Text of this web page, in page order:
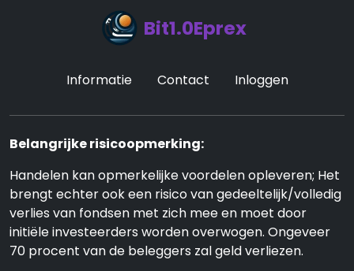
Bit1.0Eprex
Informatie Contact Inloggen
Belangrijke risicoopmerking:
Handelen kan opmerkelijke voordelen opleveren; Het
brengt echter ook een risico van gedeeltelijk/volledig
verlies van fondsen met zich mee en moet door
initiële investeerders worden overwogen. Ongeveer
70 procent van de beleggers zal geld verliezen.